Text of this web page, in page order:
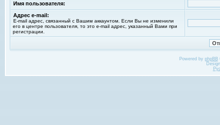
Имя пользователя:
Адрес e-mail:
E-mail адрес, связанный с Вашим аккаунтом. Если Вы не изменили
его в центре пользователя, то это e-mail адрес, указанный Вами при
регистрации.
Powered by phpBB